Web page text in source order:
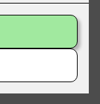
hjem
for å stenge
og det
din. Det er
og deg selv